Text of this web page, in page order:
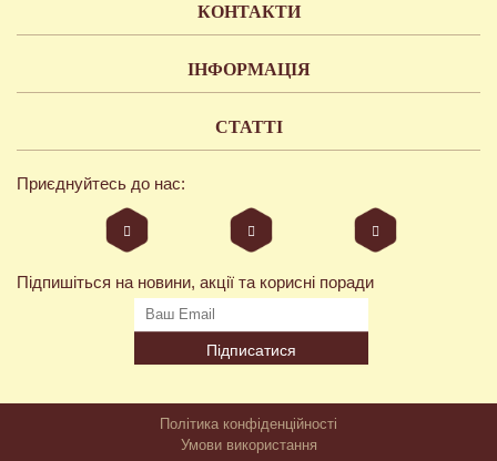
КОНТАКТИ
ІНФОРМАЦІЯ
СТАТТІ
Приєднуйтесь до нас:
Підпишіться на новини, акції та корисні поради
Підписатися
Політика конфіденційності
Умови використання